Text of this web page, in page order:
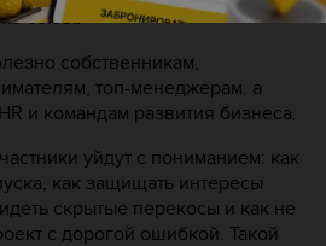
союза
собственникам,
топ-менеджерам, а
и командам развития бизнеса.
уйдут с пониманием: как
как защищать интересы
скрытые перекосы и как не
с дорогой ошибкой. Такой